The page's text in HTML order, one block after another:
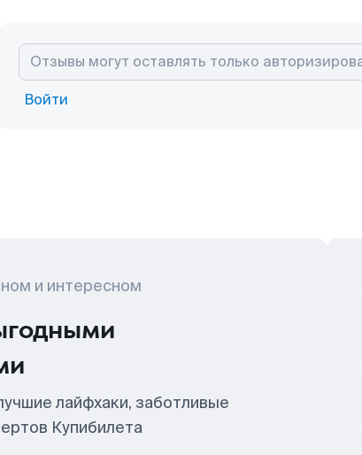
Войти
и интересном
лайфхаки, заботливые
Купибилета